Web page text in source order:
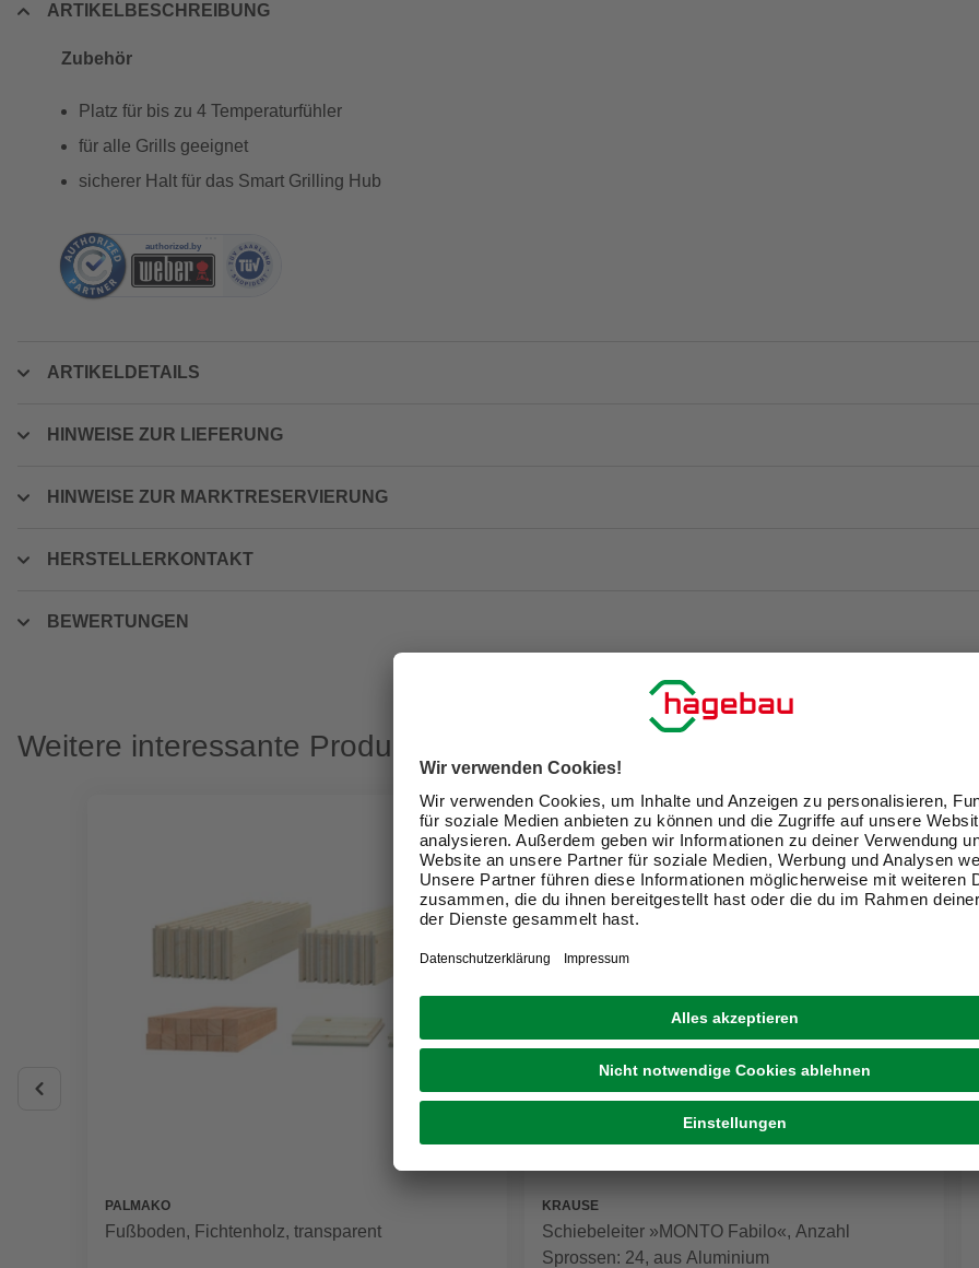
ARTIKELBESCHREIBUNG
Zubehör
Platz für bis zu 4 Temperaturfühler
für alle Grills geeignet
sicherer Halt für das Smart Grilling Hub
ARTIKELDETAILS
HINWEISE ZUR LIEFERUNG
HINWEISE ZUR MARKTRESERVIERUNG
HERSTELLERKONTAKT
BEWERTUNGEN
Weitere interessante Produkte
PALMAKO
Fußboden, Fichtenholz, transparent
KRAUSE
Schiebeleiter »MONTO Fabilo«, Anzahl
Sprossen: 24, aus Aluminium